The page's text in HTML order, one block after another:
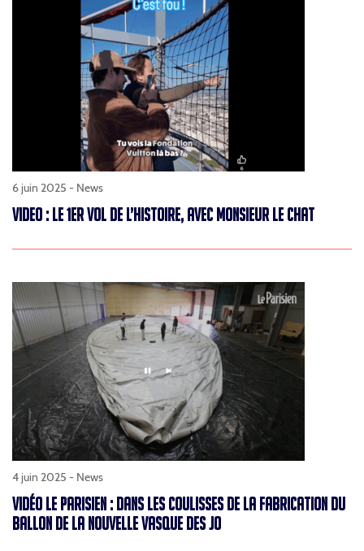
6 juin 2025 - News
VIDEO : LE 1ER VOL DE L’HISTOIRE, AVEC MONSIEUR LE CHAT
4 juin 2025 - News
VIDÉO LE PARISIEN : DANS LES COULISSES DE LA FABRICATION DU
BALLON DE LA NOUVELLE VASQUE DES JO